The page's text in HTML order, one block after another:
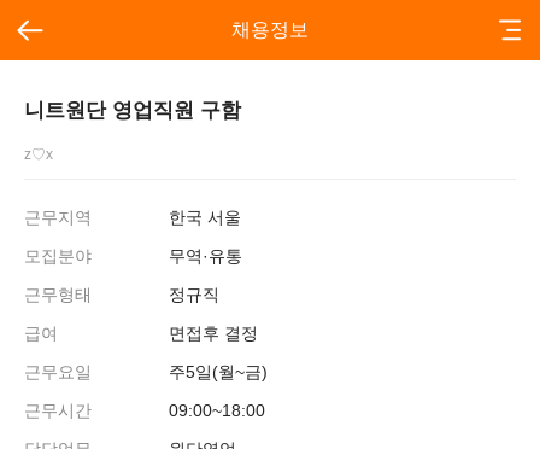
채용정보
니트원단 영업직원 구함
z♡x
근무지역
한국 서울
모집분야
무역·유통
근무형태
정규직
급여
면접후 결정
근무요일
주5일(월~금)
근무시간
09:00~18:00